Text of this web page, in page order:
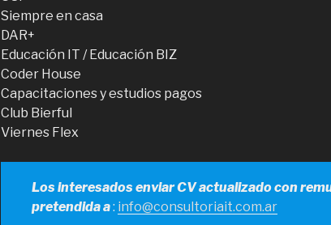
Siempre en casa
DAR+
Educación IT / Educación BIZ
Coder House
Capacitaciones y estudios pagos
Club Bierful
Viernes Flex
Los interesados enviar CV actualizado con
pretendida a: info@consultoriait.com.ar